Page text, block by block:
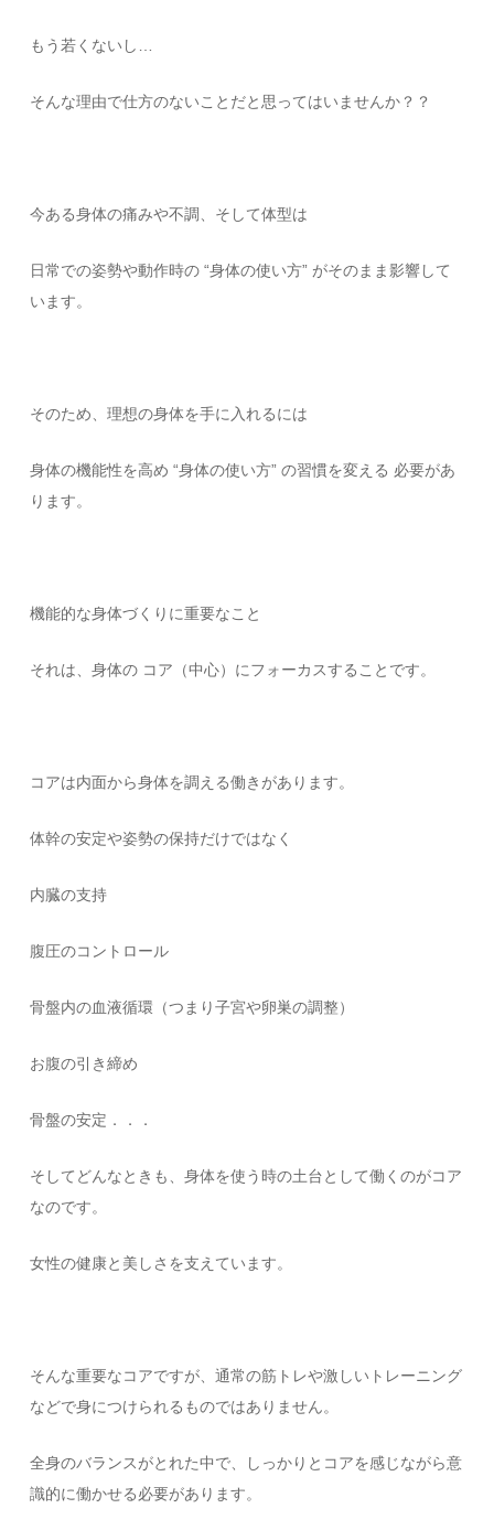
もう若くないし…
そんな理由で仕方のないことだと思ってはいませんか？？
今ある身体の痛みや不調、そして体型は
日常での姿勢や動作時の “身体の使い方” がそのまま影響して
います。
そのため、理想の身体を手に入れるには
身体の機能性を高め “身体の使い方” の習慣を変える 必要があ
ります。
機能的な身体づくりに重要なこと
それは、身体の コア（中心）にフォーカスすることです。
コアは内面から身体を調える働きがあります。
体幹の安定や姿勢の保持だけではなく
内臓の支持
腹圧のコントロール
骨盤内の血液循環（つまり子宮や卵巣の調整）
お腹の引き締め
骨盤の安定．．．
そしてどんなときも、身体を使う時の土台として働くのがコア
なのです。
女性の健康と美しさを支えています。
そんな重要なコアですが、通常の筋トレや激しいトレーニング
などで身につけられるものではありません。
全身のバランスがとれた中で、しっかりとコアを感じながら意
識的に働かせる必要があります。